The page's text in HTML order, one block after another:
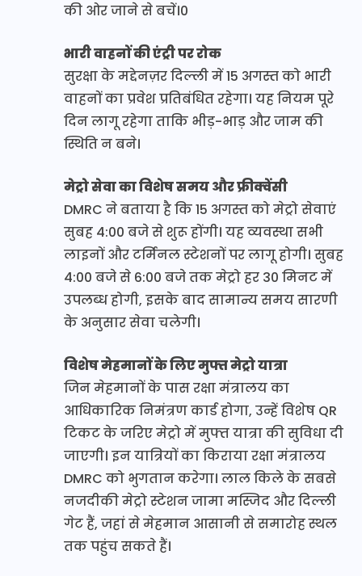
की ओर जाने से बचें।0
भारी वाहनों की एंट्री पर रोक
सुरक्षा के मद्देनज़र दिल्ली में 15 अगस्त को भारी
वाहनों का प्रवेश प्रतिबंधित रहेगा। यह नियम पूरे
दिन लागू रहेगा ताकि भीड़-भाड़ और जाम की
स्थिति न बने।
मेट्रो सेवा का विशेष समय और फ्रीक्वेंसी
DMRC ने बताया है कि 15 अगस्त को मेट्रो सेवाएं
सुबह 4:00 बजे से शुरू होंगी। यह व्यवस्था सभी
लाइनों और टर्मिनल स्टेशनों पर लागू होगी। सुबह
4:00 बजे से 6:00 बजे तक मेट्रो हर 30 मिनट में
उपलब्ध होगी, इसके बाद सामान्य समय सारणी
के अनुसार सेवा चलेगी।
विशेष मेहमानों के लिए मुफ्त मेट्रो यात्रा
जिन मेहमानों के पास रक्षा मंत्रालय का
आधिकारिक निमंत्रण कार्ड होगा, उन्हें विशेष QR
टिकट के जरिए मेट्रो में मुफ्त यात्रा की सुविधा दी
जाएगी। इन यात्रियों का किराया रक्षा मंत्रालय
DMRC को भुगतान करेगा। लाल किले के सबसे
नजदीकी मेट्रो स्टेशन जामा मस्जिद और दिल्ली
गेट हैं, जहां से मेहमान आसानी से समारोह स्थल
तक पहुंच सकते हैं।